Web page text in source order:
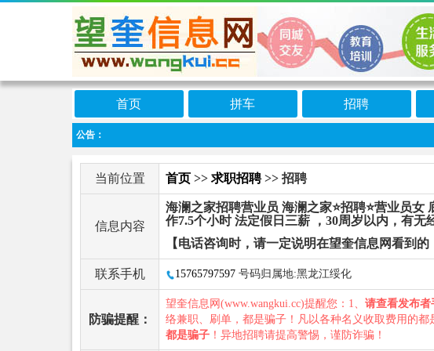
首页 拼车 招聘
公告：
当前位置 首页 >> 求职招聘>> 招聘
信息内容
海澜之家招聘营业员 海澜之家⭐招聘⭐营业员
作7.5个小时 法定假日三薪 ，30周岁以内，有无
【电话咨询时，请一定说明在望奎信息网看到的
联系手机 15765797597 号码归属地:黑龙江绥化
防骗提醒：
望奎信息网(www.wangkui.cc)提醒您：1、 请查看发布
络兼职、刷单，都是骗子！凡以各种名义收取费用的都
都是骗子 ！异地招聘请提高警惕，谨防诈骗！